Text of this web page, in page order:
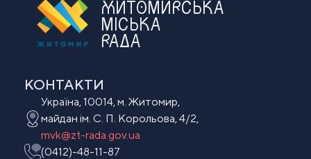
ЖИТОМИРСЬКА
МІСЬКА
РАДА
КОНТАКТИ
Україна, 10014, м. Житомир,
майдан ім. С. П. Корольова, 4/2,
mvk@zt-rada.gov.ua
(0412)-48-11-87